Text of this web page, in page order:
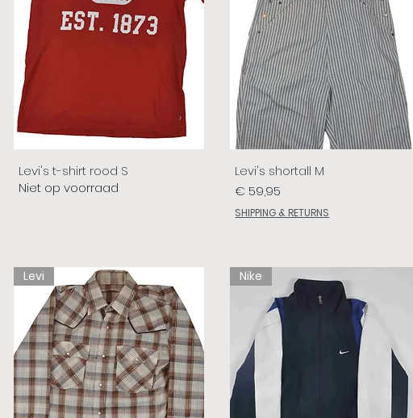
Levi's t-shirt rood S
Niet op voorraad
Levi's shortall M
Prijs
€ 59,95
SHIPPING & RETURNS
Levi Nike